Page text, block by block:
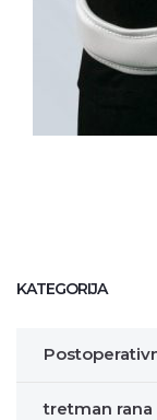
KATEGORIJA
tretman rana